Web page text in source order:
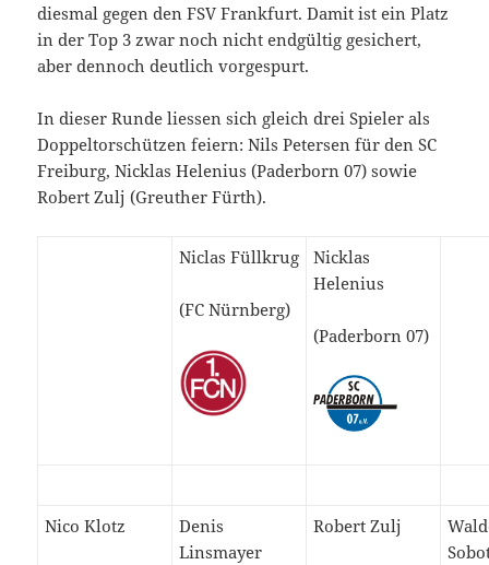
diesmal gegen den FSV Frankfurt. Damit ist ein Platz
in der Top 3 zwar noch nicht endgültig gesichert,
aber dennoch deutlich vorgespurt.
In dieser Runde liessen sich gleich drei Spieler als
Doppeltorschützen feiern: Nils Petersen für den SC
Freiburg, Nicklas Helenius (Paderborn 07) sowie
Robert Zulj (Greuther Fürth).
Niclas Füllkrug
(FC Nürnberg)
Nicklas
Helenius
(Paderborn 07)
Nico Klotz
Denis
Linsmayer
Robert Zulj